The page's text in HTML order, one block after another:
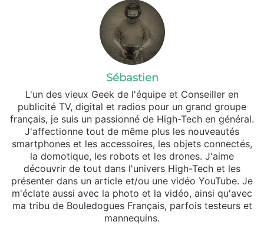
Sébastien
L'un des vieux Geek de l'équipe et Conseiller en
publicité TV, digital et radios pour un grand groupe
français, je suis un passionné de High-Tech en général.
J'affectionne tout de même plus les nouveautés
smartphones et les accessoires, les objets connectés,
la domotique, les robots et les drones. J'aime
découvrir de tout dans l'univers High-Tech et les
présenter dans un article et/ou une vidéo YouTube. Je
m'éclate aussi avec la photo et la vidéo, ainsi qu'avec
ma tribu de Bouledogues Français, parfois testeurs et
mannequins.